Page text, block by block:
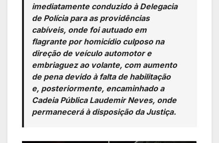
imediatamente conduzido à Delegacia
de Polícia para as providências
cabíveis, onde foi autuado em
flagrante por homicídio culposo na
direção de veículo automotor e
embriaguez ao volante, com aumento
de pena devido à falta de habilitação
e, posteriormente, encaminhado a
Cadeia Pública Laudemir Neves, onde
permanecerá à disposição da Justiça.